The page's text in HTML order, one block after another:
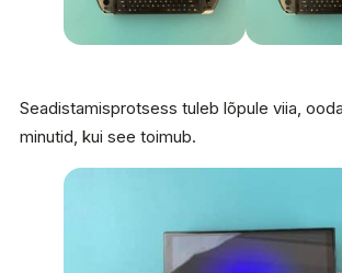
Seadistamisprotsess tuleb lõpule viia,
minutid, kui see toimub.